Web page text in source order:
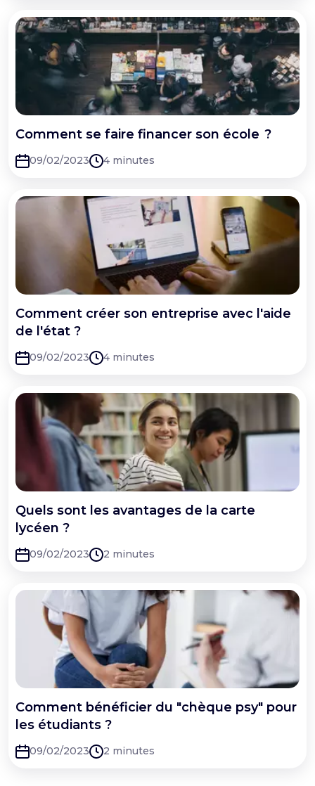
Comment se faire financer son école ?
09/02/2023 4 minutes
Comment créer son entreprise avec l'aide
de l'état ?
09/02/2023 4 minutes
Quels sont les avantages de la carte
lycéen ?
09/02/2023 2 minutes
Comment bénéficier du "chèque psy" pour
les étudiants ?
09/02/2023 2 minutes